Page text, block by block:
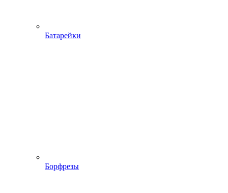
Батарейки
Борфрезы